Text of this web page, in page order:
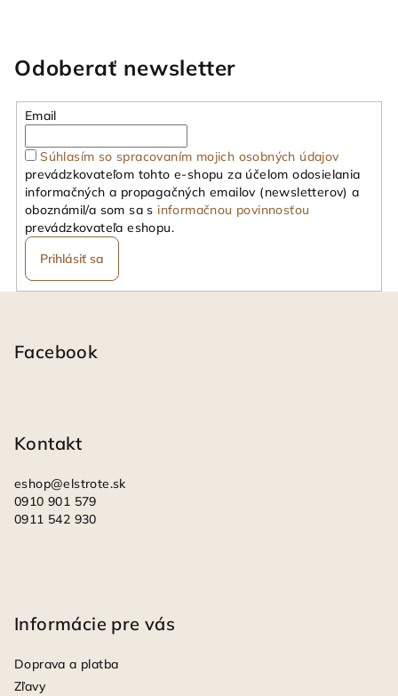
Odoberať newsletter
Email
Súhlasím so spracovaním mojich osobných údajov
prevádzkovateľom tohto e-shopu za účelom odosielania
informačných a propagačných emailov (newsletterov) a
oboznámil/a som sa s informačnou povinnosťou
prevádzkovateľa eshopu.
Prihlásiť sa
Facebook
Kontakt
eshop@elstrote.sk
0910 901 579
0911 542 930
Informácie pre vás
Doprava a platba
Zľavy